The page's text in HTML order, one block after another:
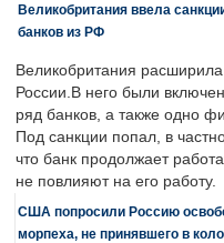
Великобритания ввела
банков из РФ
Великобритания
России.В него были
ряд банков, а также одно
Под санкции попал, в
что банк продолжает
не повлияют на его работу.
США попросили Россию
морпеха, не принявшего в